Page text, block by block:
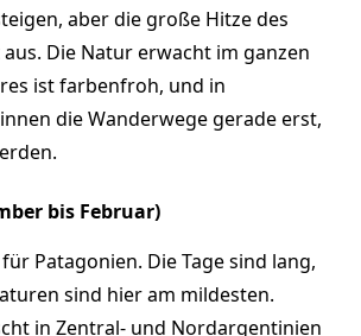
aber die große Hitze des
Die Natur erwacht im ganzen
ist farbenfroh, und in
die Wanderwege gerade erst,
bis Februar)
Patagonien. Die Tage sind lang,
sind hier am mildesten.
in Zentral- und Nordargentinien